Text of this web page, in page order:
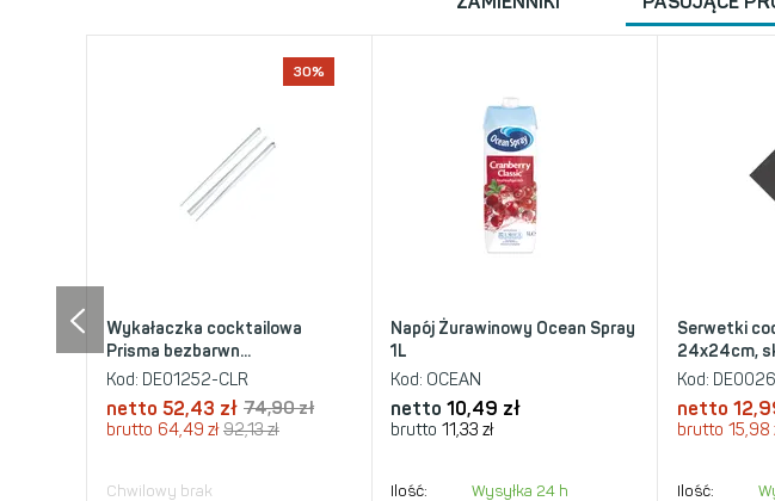
30%
Wykałaczka cocktailowa
Prisma bezbarwn...
Kod: DE01252-CLR
netto 52,43 zł 74,90 zł
brutto 64,49 zł92,13 zł
Chwilowy brak
Napój Żurawinowy Ocean Spray
1L
Kod: OCEAN
netto 10,49 zł
brutto 11,33 zł
Ilość: Wysyłka 24 h
Serwetki
24x24cm,
Kod:
netto
brutto 15,98
Ilość: